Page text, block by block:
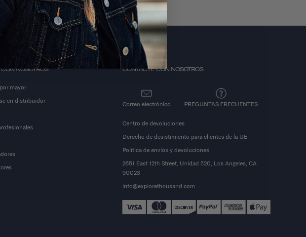
NOSOTROS
mayor
en distribuidor
CONTACTE CON NOSOTROS
Correo electrónico PREGUNTAS FRECUENTES
Centro de devoluciones
Derecho de desistimiento para clientes de la UE
Política de envíos y devoluciones
2651 East 12th Street, Unidad 520, Los Angeles, CA
90023
info@explorethousand.com